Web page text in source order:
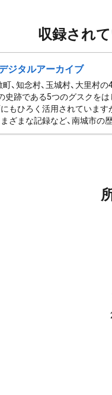
収録され
ジタルアーカイブ
、知念村、玉城村、大里村
史跡である5つのグスクをは
もひろく活用されています
ざまな記録など、南城市の